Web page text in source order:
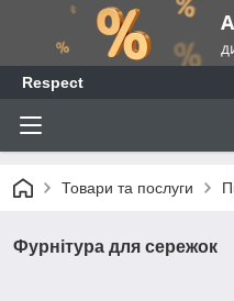
Respect
Товари та послуги
Фурнітура для сережок